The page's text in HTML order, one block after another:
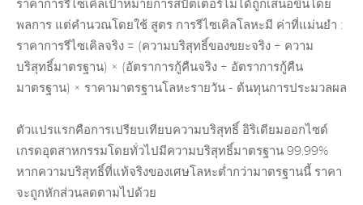
ราคาการรีไซเคิลเป้าหมายการสปัตเตอร์ไม่ได้ถูกเสนอขึ้นโดย
พลการ แต่คำนวณโดยใช้ สูตร การรีไซเคิลโลหะมี ค่าที่แม่นยำ :
ราคาการรีไซเคิลจริง = (ความบริสุทธิ์ของขยะจริง ÷ ความ
บริสุทธิ์มาตรฐาน) × (อัตราการกู้คืนจริง ÷ อัตราการกู้คืน
มาตรฐาน) × ราคามาตรฐานโลหะรายวัน - ต้นทุนการประมวลผล
ตัวแปรแรกคือการเปรียบเทียบความบริสุทธิ์ อิริเดียมออกไซด์
เกรดอุตสาหกรรมโดยทั่วไปมีความบริสุทธิ์มาตรฐาน 99.99%
หากความบริสุทธิ์ที่แท้จริงของเศษโลหะต่ำกว่ามาตรฐานนี้ ราคา
จะถูกหักส่วนลดตามไปด้วย